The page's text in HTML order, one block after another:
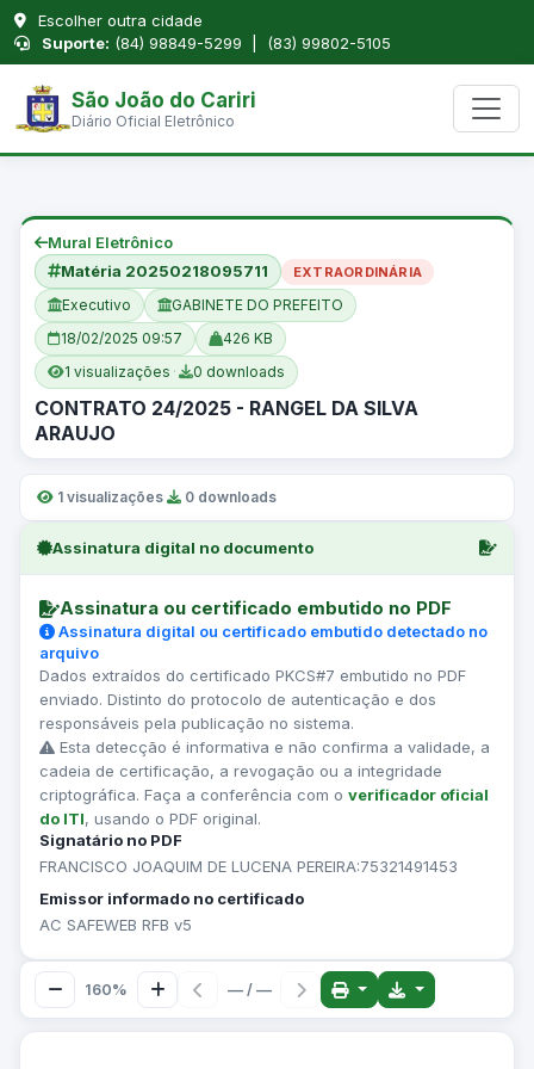
Escolher outra cidade
Suporte: (84) 98849-5299 | (83) 99802-5105
São João do Cariri
Diário Oficial Eletrônico
Mural Eletrônico
Matéria 20250218095711
EXTRAORDINÁRIA
Executivo
GABINETE DO PREFEITO
18/02/2025 09:57
426 KB
1 visualizações · 0 downloads
CONTRATO 24/2025 - RANGEL DA SILVA
ARAUJO
1 visualizações 0 downloads
Assinatura digital no documento
Assinatura ou certificado embutido no PDF
Assinatura digital ou certificado embutido detectado no
arquivo
Dados extraídos do certificado PKCS#7 embutido no PDF
enviado. Distinto do protocolo de autenticação e dos
responsáveis pela publicação no sistema.
Esta detecção é informativa e não confirma a validade, a
cadeia de certificação, a revogação ou a integridade
criptográfica. Faça a conferência com o verificador oficial
do ITI, usando o PDF original.
Signatário no PDF
FRANCISCO JOAQUIM DE LUCENA PEREIRA:75321491453
Emissor informado no certificado
AC SAFEWEB RFB v5
160% — / —